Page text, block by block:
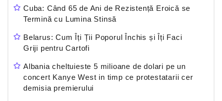
Cuba: Când 65 de Ani de Rezistență Eroică se
Termină cu Lumina Stinsă
Belarus: Cum Îți Ții Poporul Închis și Îți Faci
Griji pentru Cartofi
Albania cheltuieste 5 milioane de dolari pe un
concert Kanye West in timp ce protestatarii cer
demisia premierului